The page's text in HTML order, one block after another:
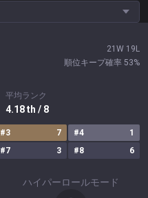
21 W 19 L
順位キープ確率 53%
平均ランク
4.18th / 8
#3 7 #4
1
#7 3 #8 6
ハイパーロールモード